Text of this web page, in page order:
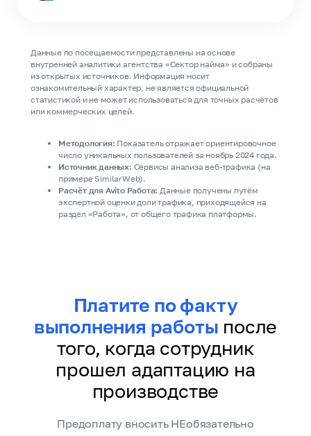
Данные по посещаемости представлены на основе
внутренней аналитики агентства «Сектор найма» и собраны
из открытых источников. Информация носит
ознакомительный характер, не является официальной
статистикой и не может использоваться для точных расчётов
или коммерческих целей.
Методология: Показатель отражает ориентировочное
число уникальных пользователей за ноябрь 2024 года.
Источник данных: Сервисы анализа веб-трафика (на
примере SimilarWeb).
Расчёт для Avito Работа: Данные получены путём
экспертной оценки доли трафика, приходящейся на
раздел «Работа», от общего трафика платформы.
Предоплату вносить НЕобязательно
Платите по факту
выполнения работы после
того, когда сотрудник
прошел адаптацию на
производстве